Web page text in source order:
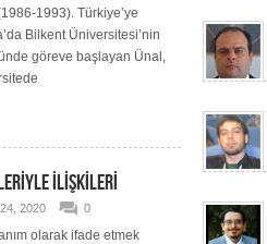
1993). Türkiye’ye
Bilkent Üniversitesi’nin
göreve başlayan Ünal,
İLİŞKİLERİ
2020 0
olarak ifade etmek